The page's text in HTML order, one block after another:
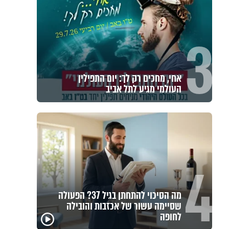
3 אחי, מחכים רק לך: יום התפילין
העולמי מגיע לתל אביב
4 מה הסיכוי להתחתן בגיל 37? הפעולה
שסיימה עשור של אכזבות והובילה
לחופה